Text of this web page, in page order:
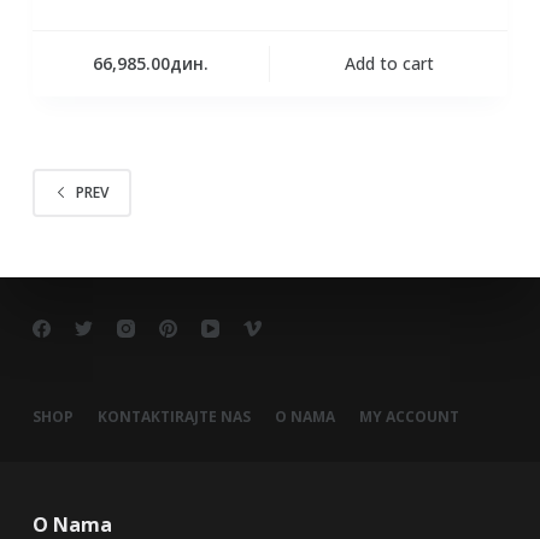
66,985.00дин. Add to cart
PREV
SHOP KONTAKTIRAJTE NAS O NAMA MY ACCOUNT
O Nama